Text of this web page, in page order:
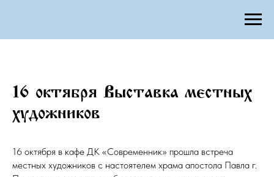
16 октября Выставка местных
художников
16 октября в кафе ДК «Современник» прошла встреча
местных художников с настоятелем храма апостола Павла г.